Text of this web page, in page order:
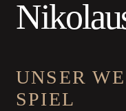
UNSER
SPIEL